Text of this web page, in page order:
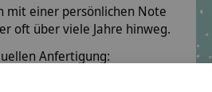
mit einer persönlichen Note
oft über viele Jahre hinweg.
Anfertigung: